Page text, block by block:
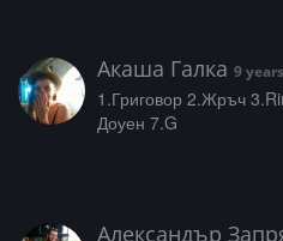
Акаша Галка 9
1.Григовор 2.Жръч
Доуен 7.G
Александър